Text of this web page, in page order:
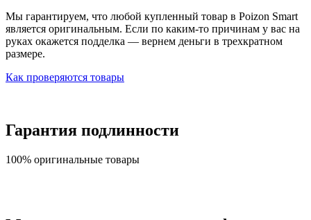
Мы гарантируем, что любой купленный товар в Poizon Smart
является оригинальным. Если по каким-то причинам у вас на
руках окажется подделка — вернем деньги в трехкратном
размере.
Как проверяются товары
Гарантия подлинности
100% оригинальные товары